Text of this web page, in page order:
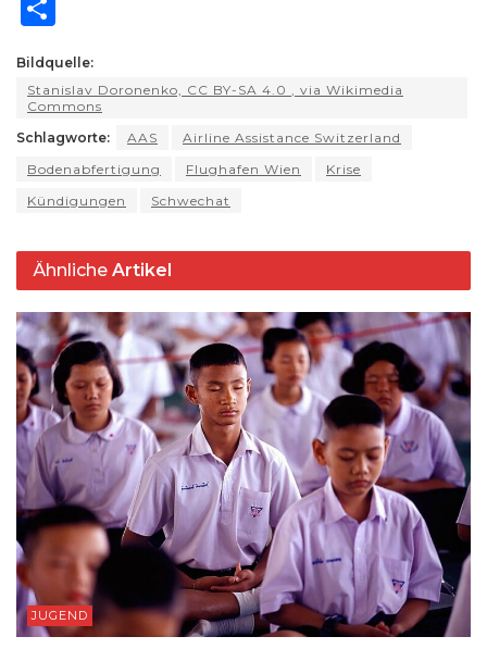
ts
A
p
p
ra
m
b
o
o
k
k
y
d
s
t
ar
e
Bildquelle:
Stanislav Doronenko, CC BY-SA 4.0
, via Wikimedia
Commons
Schlagworte:
AAS
Airline Assistance Switzerland
Bodenabfertigung
Flughafen Wien
Krise
Kündigungen
Schwechat
Ähnliche Artikel
JUGEND